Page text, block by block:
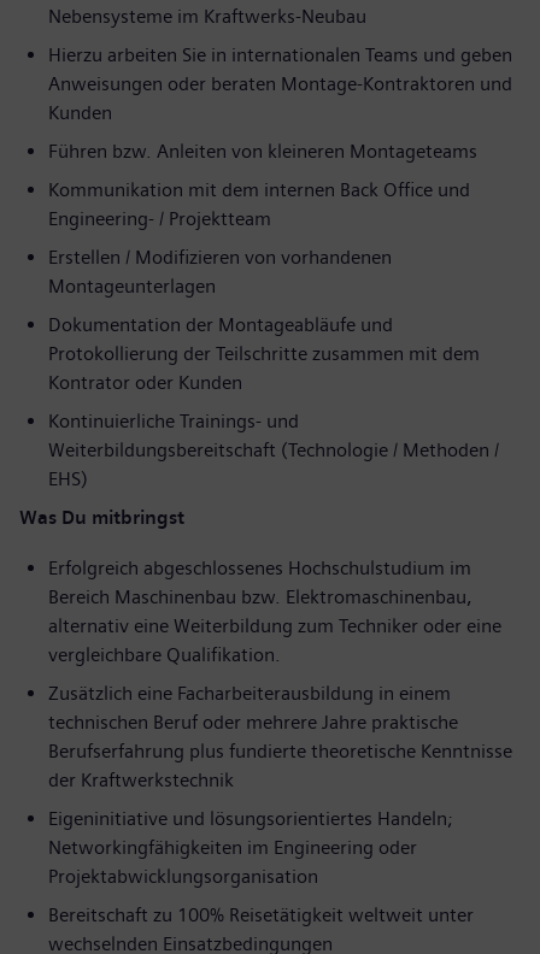
Nebensysteme im Kraftwerks-Neubau
Hierzu arbeiten Sie in internationalen Teams und geben
Anweisungen oder beraten Montage-Kontraktoren und
Kunden
Führen bzw. Anleiten von kleineren Montageteams
Kommunikation mit dem internen Back Office und
Engineering- / Projektteam
Erstellen / Modifizieren von vorhandenen
Montageunterlagen
Dokumentation der Montageabläufe und
Protokollierung der Teilschritte zusammen mit dem
Kontrator oder Kunden
Kontinuierliche Trainings- und
Weiterbildungsbereitschaft (Technologie / Methoden /
EHS)
Was Du mitbringst
Erfolgreich abgeschlossenes Hochschulstudium im
Bereich Maschinenbau bzw. Elektromaschinenbau,
alternativ eine Weiterbildung zum Techniker oder eine
vergleichbare Qualifikation.
Zusätzlich eine Facharbeiterausbildung in einem
technischen Beruf oder mehrere Jahre praktische
Berufserfahrung plus fundierte theoretische Kenntnisse
der Kraftwerkstechnik
Eigeninitiative und lösungsorientiertes Handeln;
Networkingfähigkeiten im Engineering oder
Projektabwicklungsorganisation
Bereitschaft zu 100% Reisetätigkeit weltweit unter
wechselnden Einsatzbedingungen